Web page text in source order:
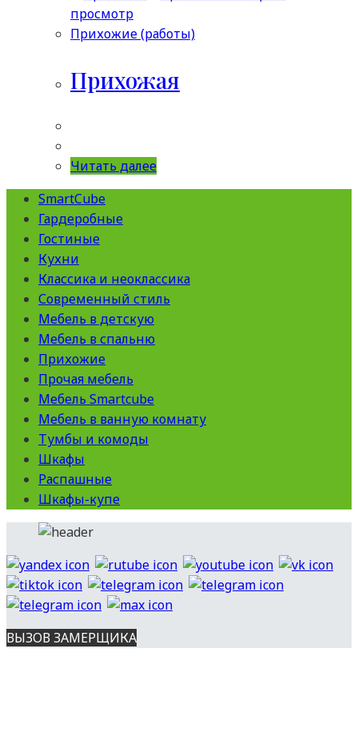
просмотр
Прихожие (работы)
Прихожая
Читать далее
SmartCube
Гардеробные
Гостиные
Кухни
Классика и неоклассика
Современный стиль
Мебель в детскую
Мебель в спальню
Прихожие
Прочая мебель
Мебель Smartcube
Мебель в ванную комнату
Тумбы и комоды
Шкафы
Распашные
Шкафы-купе
ВЫЗОВ ЗАМЕРЩИКА